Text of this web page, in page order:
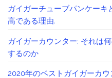
ガイガーチューブパンケー
高である理由.
ガイガーカウンター: それは
するのか
2020年のベストガイガーカウ